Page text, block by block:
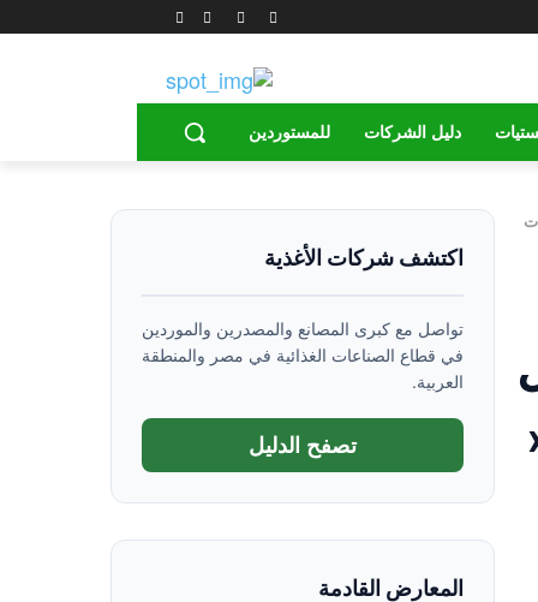
دليل الشركات للمستوردين
اكتشف شركات الأغذية
تواصل مع كبرى المصانع والمصدرين والموردين
في قطاع الصناعات الغذائية في مصر والمنطقة
العربية.
تصفح الدليل
المعارض القادمة